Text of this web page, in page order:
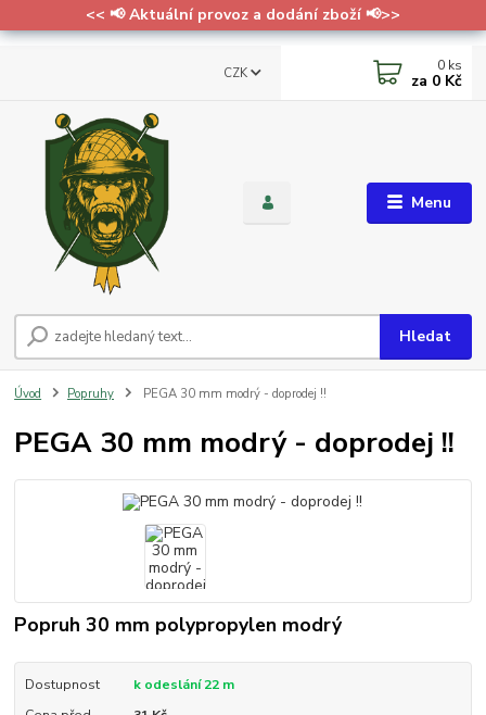
<< 📢 Aktuální provoz a dodání zboží 📢>>
Menu
CZK
Hledat
0 ks
za 0 Kč
Úvod Popruhy PEGA 30 mm modrý - doprodej !!
PEGA 30 mm modrý - doprodej !!
Popruh 30 mm polypropylen modrý
Dostupnost
k odeslání 22 m